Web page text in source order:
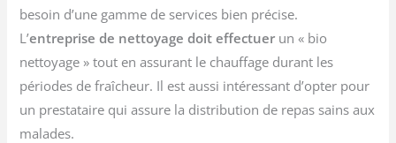
besoin d’une gamme de services bien précise.
L’entreprise de nettoyage doit effectuer un « bio
nettoyage » tout en assurant le chauffage durant les
périodes de fraîcheur. Il est aussi intéressant d’opter pour
un prestataire qui assure la distribution de repas sains aux
malades.